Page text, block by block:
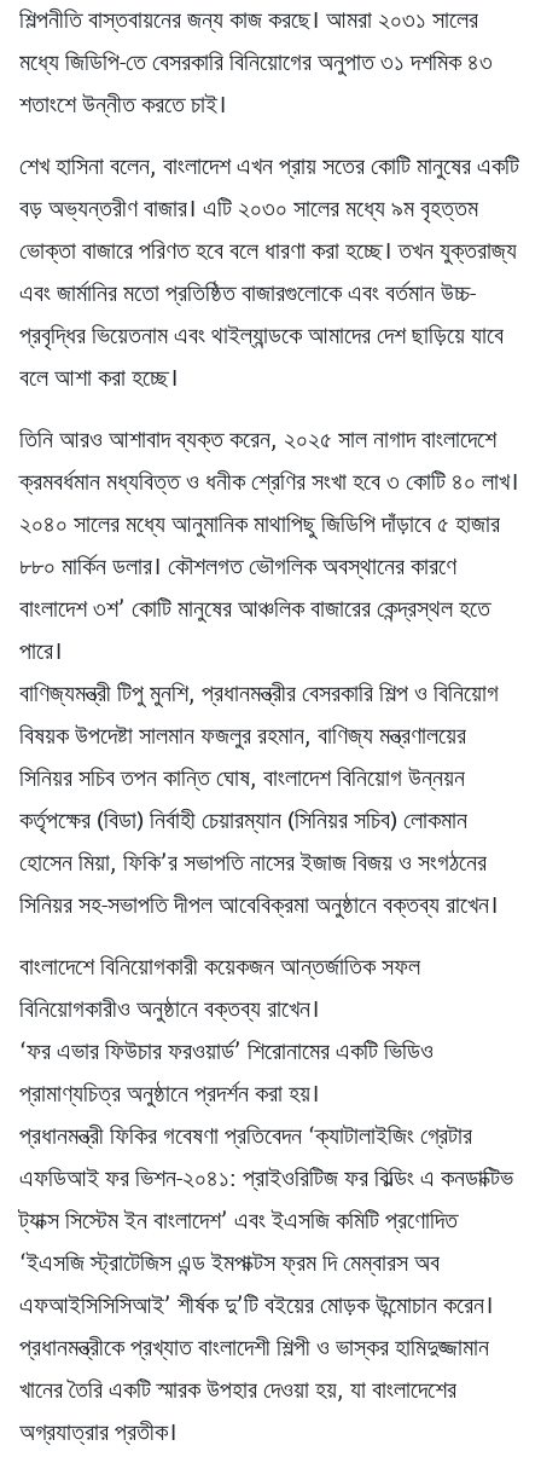
শিল্পনীতি বাস্তবায়নের জন্য কাজ করছে। আমরা ২০৩১ সালের
মধ্যে জিডিপি-তে বেসরকারি বিনিয়োগের অনুপাত ৩১ দশমিক ৪৩
শতাংশে উন্নীত করতে চাই।
শেখ হাসিনা বলেন, বাংলাদেশ এখন প্রায় সতের কোটি মানুষের একটি
বড় অভ্যন্তরীণ বাজার। এটি ২০৩০ সালের মধ্যে ৯ম বৃহত্তম
ভোক্তা বাজারে পরিণত হবে বলে ধারণা করা হচ্ছে। তখন যুক্তরাজ্য
এবং জার্মানির মতো প্রতিষ্ঠিত বাজারগুলোকে এবং বর্তমান উচ্চ-
প্রবৃদ্ধির ভিয়েতনাম এবং থাইল্যান্ডকে আমাদের দেশ ছাড়িয়ে যাবে
বলে আশা করা হচ্ছে।
তিনি আরও আশাবাদ ব্যক্ত করেন, ২০২৫ সাল নাগাদ বাংলাদেশে
ক্রমবর্ধমান মধ্যবিত্ত ও ধনীক শ্রেণির সংখা হবে ৩ কোটি ৪০ লাখ।
২০৪০ সালের মধ্যে আনুমানিক মাথাপিছু জিডিপি দাঁড়াবে ৫ হাজার
৮৮০ মার্কিন ডলার। কৌশলগত ভৌগলিক অবস্থানের কারণে
বাংলাদেশ ৩শ’ কোটি মানুষের আঞ্চলিক বাজারের কেন্দ্রস্থল হতে
পারে।
বাণিজ্যমন্ত্রী টিপু মুনশি, প্রধানমন্ত্রীর বেসরকারি শিল্প ও বিনিয়োগ
বিষয়ক উপদেষ্টা সালমান ফজলুর রহমান, বাণিজ্য মন্ত্রণালয়ের
সিনিয়র সচিব তপন কান্তি ঘোষ, বাংলাদেশ বিনিয়োগ উন্নয়ন
কর্তৃপক্ষের (বিডা) নির্বাহী চেয়ারম্যান (সিনিয়র সচিব) লোকমান
হোসেন মিয়া, ফিকি’র সভাপতি নাসের ইজাজ বিজয় ও সংগঠনের
সিনিয়র সহ-সভাপতি দীপল আবেবিক্রমা অনুষ্ঠানে বক্তব্য রাখেন।
বাংলাদেশে বিনিয়োগকারী কয়েকজন আন্তর্জাতিক সফল
বিনিয়োগকারীও অনুষ্ঠানে বক্তব্য রাখেন।
‘ফর এভার ফিউচার ফরওয়ার্ড’ শিরোনামের একটি ভিডিও
প্রামাণ্যচিত্র অনুষ্ঠানে প্রদর্শন করা হয়।
প্রধানমন্ত্রী ফিকির গবেষণা প্রতিবেদন ‘ক্যাটালাইজিং গ্রেটার
এফডিআই ফর ভিশন-২০৪১: প্রাইওরিটিজ ফর বিল্ডিং এ কনডাক্টিভ
ট্যাক্স সিস্টেম ইন বাংলাদেশ’ এবং ইএসজি কমিটি প্রণোদিত
‘ইএসজি স্ট্রাটেজিস এন্ড ইমপাক্টস ফ্রম দি মেম্বারস অব
এফআইসিসিসিআই’ শীর্ষক দু’টি বইয়ের মোড়ক উন্মোচান করেন।
প্রধানমন্ত্রীকে প্রখ্যাত বাংলাদেশী শিল্পী ও ভাস্কর হামিদুজ্জামান
খানের তৈরি একটি স্মারক উপহার দেওয়া হয়, যা বাংলাদেশের
অগ্রযাত্রার প্রতীক।